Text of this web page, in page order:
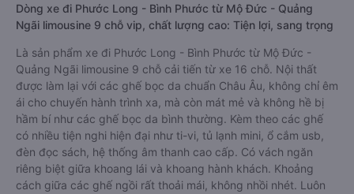
Dòng xe đi Phước Long - Bình Phước từ Mộ Đức - Quảng
Ngãi limousine 9 chỗ vip, chất lượng cao: Tiện lợi, sang trọng
Là sản phẩm xe đi Phước Long - Bình Phước từ Mộ Đức -
Quảng Ngãi limousine 9 chỗ cải tiến từ xe 16 chỗ. Nội thất
được làm lại với các ghế bọc da chuẩn Châu Âu, không chỉ êm
ái cho chuyến hành trình xa, mà còn mát mẻ và không hề bị
hầm bí như các ghế bọc da bình thường. Kèm theo các ghế
có nhiều tiện nghi hiện đại như ti-vi, tủ lạnh mini, ổ cắm usb,
đèn đọc sách, hệ thống âm thanh cao cấp. Có vách ngăn
riêng biệt giữa khoang lái và khoang hành khách. Khoảng
cách giữa các ghế ngồi rất thoải mái, không nhồi nhét. Luôn